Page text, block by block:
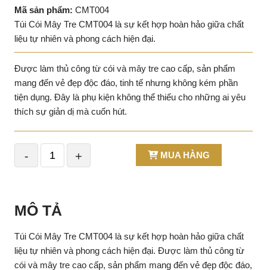
Mã sản phẩm: CMT004
Túi Cói Mây Tre CMT004 là sự kết hợp hoàn hảo giữa chất
liệu tự nhiên và phong cách hiện đại.
Được làm thủ công từ cói và mây tre cao cấp, sản phẩm
mang đến vẻ đẹp độc đáo, tinh tế nhưng không kém phần
tiện dụng. Đây là phụ kiện không thể thiếu cho những ai yêu
thích sự giản dị mà cuốn hút.
- + MUA HÀNG
MÔ TẢ
Túi Cói Mây Tre CMT004 là sự kết hợp hoàn hảo giữa chất
liệu tự nhiên và phong cách hiện đại. Được làm thủ công từ
cói và mây tre cao cấp, sản phẩm mang đến vẻ đẹp độc đáo,